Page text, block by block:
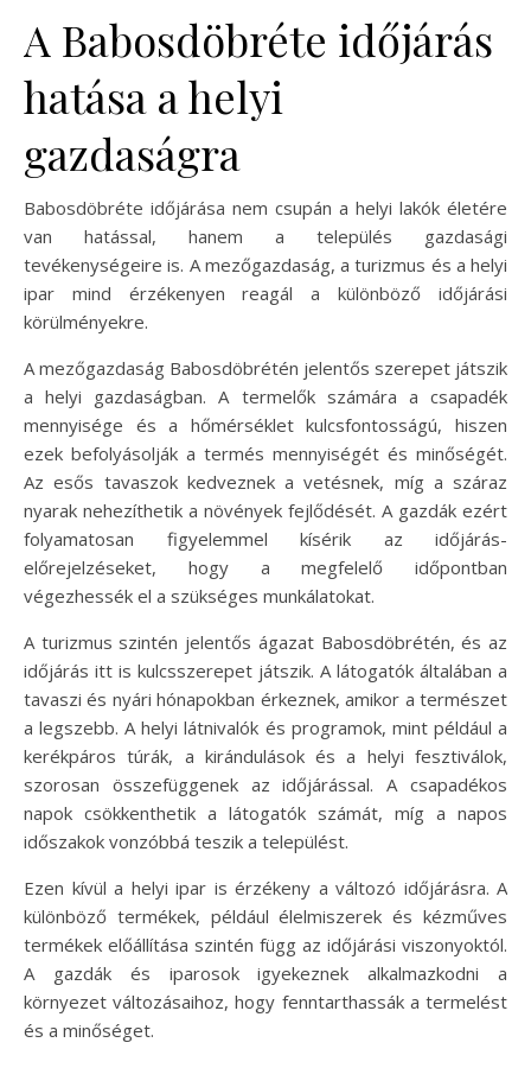
A Babosdöbréte időjárás
hatása a helyi
gazdaságra
Babosdöbréte időjárása nem csupán a helyi lakók életére
van hatással, hanem a település gazdasági
tevékenységeire is. A mezőgazdaság, a turizmus és a helyi
ipar mind érzékenyen reagál a különböző időjárási
körülményekre.
A mezőgazdaság Babosdöbrétén jelentős szerepet játszik
a helyi gazdaságban. A termelők számára a csapadék
mennyisége és a hőmérséklet kulcsfontosságú, hiszen
ezek befolyásolják a termés mennyiségét és minőségét.
Az esős tavaszok kedveznek a vetésnek, míg a száraz
nyarak nehezíthetik a növények fejlődését. A gazdák ezért
folyamatosan figyelemmel kísérik az időjárás-
előrejelzéseket, hogy a megfelelő időpontban
végezhessék el a szükséges munkálatokat.
A turizmus szintén jelentős ágazat Babosdöbrétén, és az
időjárás itt is kulcsszerepet játszik. A látogatók általában a
tavaszi és nyári hónapokban érkeznek, amikor a természet
a legszebb. A helyi látnivalók és programok, mint például a
kerékpáros túrák, a kirándulások és a helyi fesztiválok,
szorosan összefüggenek az időjárással. A csapadékos
napok csökkenthetik a látogatók számát, míg a napos
időszakok vonzóbbá teszik a települést.
Ezen kívül a helyi ipar is érzékeny a változó időjárásra. A
különböző termékek, például élelmiszerek és kézműves
termékek előállítása szintén függ az időjárási viszonyoktól.
A gazdák és iparosok igyekeznek alkalmazkodni a
környezet változásaihoz, hogy fenntarthassák a termelést
és a minőséget.